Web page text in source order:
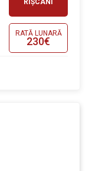
RATĂ LUNARĂ
230€